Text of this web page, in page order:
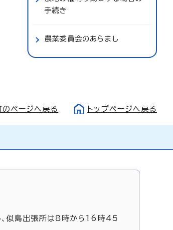
手続き
農業委員会のあらまし
のページへ戻る トップページへ戻る
似島出張所は8時から16時45